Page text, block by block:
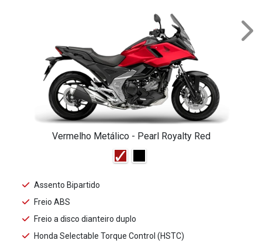
Vermelho Metálico - Pearl Royalty Red
Assento Bipartido
Freio ABS
Freio a disco dianteiro duplo
Honda Selectable Torque Control (HSTC)